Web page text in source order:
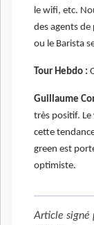
le wifi, etc.
des agents
ou le Barista
Tour Hebdo :
Guillaume
très positif. Le
cette
green est
optimiste.
Article signé